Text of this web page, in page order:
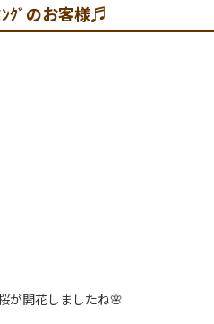
ﾝｸﾞのお客様♬
が開花しましたね🌸